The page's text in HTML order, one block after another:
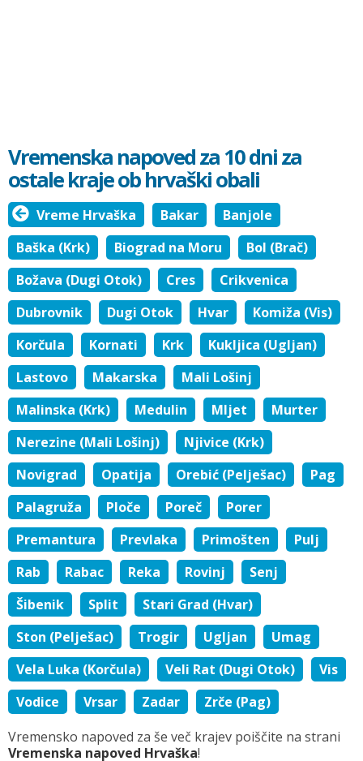
Vremenska napoved za 10 dni za
ostale kraje ob hrvaški obali
Vreme Hrvaška Bakar
Banjole
Baška (Krk)
Biograd na Moru
Bol (Brač)
Božava (Dugi Otok)
Cres
Crikvenica
Dubrovnik
Dugi Otok Hvar
Komiža (Vis)
Korčula
Kornati Krk
Kukljica (Ugljan)
Lastovo
Makarska
Mali Lošinj
Malinska (Krk)
Medulin Mljet
Murter
Nerezine (Mali Lošinj)
Njivice (Krk)
Novigrad
Opatija Orebić (Pelješac)
Pag
Palagruža
Ploče Poreč
Porer
Premantura
Prevlaka Primošten
Pulj
Rab
Rabac Reka Rovinj
Senj
Šibenik
Split
Stari Grad (Hvar)
Ston (Pelješac)
Trogir Ugljan
Umag
Vela Luka (Korčula)
Veli Rat (Dugi Otok)
Vis
Vodice
Vrsar Zadar
Zrče (Pag)
Vremensko napoved za še več krajev poiščite na strani
Vremenska napoved Hrvaška!